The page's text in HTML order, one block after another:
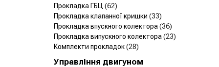
Прокладка ГБЦ (62)
Прокладка клапанної кришки (33)
Прокладка впускного колектора (36)
Прокладка випускного колектора (23)
Комплекти прокладок(28)
Управління двигуном